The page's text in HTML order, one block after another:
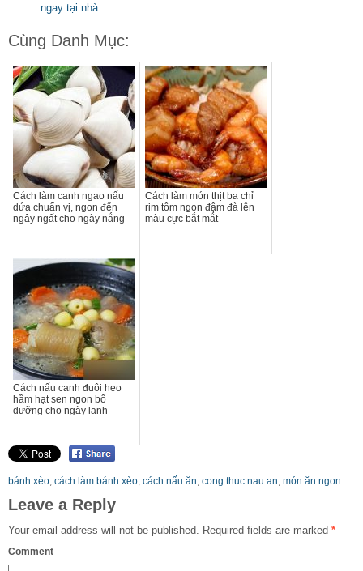
ngay tại nhà
Cùng Danh Mục:
Cách làm canh ngao nấu
dứa chuẩn vị, ngon đến
ngây ngất cho ngày nắng
Cách làm món thịt ba chỉ
rim tôm ngon đậm đà lên
màu cực bắt mắt
Cách nấu canh đuôi heo
hầm hạt sen ngon bổ
dưỡng cho ngày lạnh
bánh xèo, cách làm bánh xèo, cách nấu ăn, cong thuc nau an, món ăn ngon
Leave a Reply
Your email address will not be published. Required fields are marked *
Comment